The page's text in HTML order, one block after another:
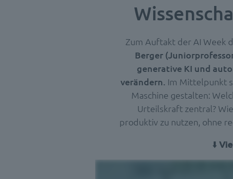
Zum Auftakt der AI Week
Berger
generative KI und
verändern. Im Mittelpunkt
Maschine gestalten:
Urteilskraft zentral?
produktiv zu nutzen, ohne
⬇️